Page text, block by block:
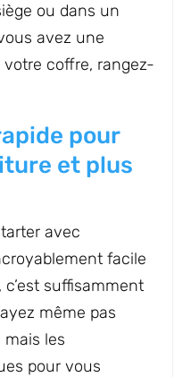
ou dans un
avez une
votre coffre, rangez-
pour
et plus
avec
facile
suffisamment
même pas
les
pour vous